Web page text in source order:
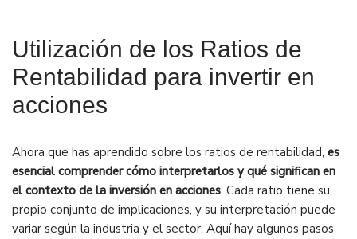
Utilización de los Ratios de
Rentabilidad para invertir en
acciones
Ahora que has aprendido sobre los ratios de rentabilidad, es
esencial comprender cómo interpretarlos y qué significan en
el contexto de la inversión en acciones. Cada ratio tiene su
propio conjunto de implicaciones, y su interpretación puede
variar según la industria y el sector. Aquí hay algunos pasos